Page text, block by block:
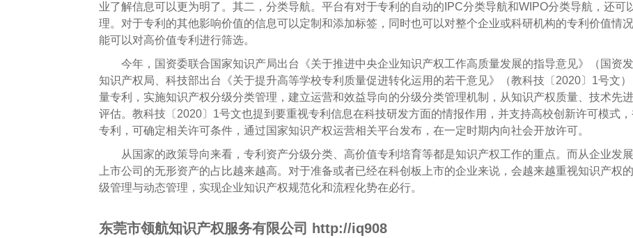
业了解信息可以更为明了。其二，分类导航。平台有对于专利的自动的IPC分类导航和WIPO分类导航，还可
理。对于专利的其他影响价值的信息可以定制和添加标签，同时也可以对整个企业或科研机构的专利价值情
能可以对高价值专利进行筛选。
今年，国资委联合国家知识产局出台《关于推进中央企业知识产权工作高质量发展的指导意见》（国资
知识产权局、科技部出台《关于提升高等学校专利质量促进转化运用的若干意见》（教科技〔2020〕1号文
量专利，实施知识产权分级分类管理，建立运营和效益导向的分级分类管理机制，从知识产权质量、技术先
评估。教科技〔2020〕1号文也提到要重视专利信息在科技研发方面的情报作用，并支持高校创新许可模式
专利，可确定相关许可条件，通过国家知识产权运营相关平台发布，在一定时期内向社会开放许可。
从国家的政策导向来看， 专利资产分级分类、高价值专利培育等都是知识产权工作的重点。而从企业发
上市公司的无形资产的占比越来越高。对于准备或者已经在科创板上市的企业来说，会越来越重视知识产权
级管理与动态管理，实现企业知识产权规范化和流程化势在必行。
东莞市领航知识产权服务有限公司
http://iq908